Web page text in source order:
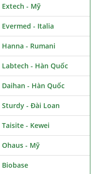
Extech - Mỹ
Evermed - Italia
Hanna - Rumani
Labtech - Hàn Quốc
Daihan - Hàn Quốc
Sturdy - Đài Loan
Taisite - Kewei
Ohaus - Mỹ
Biobase